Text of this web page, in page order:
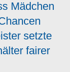
Mädchen
setzte
fairer